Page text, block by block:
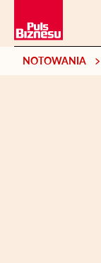
NOTOWANIA